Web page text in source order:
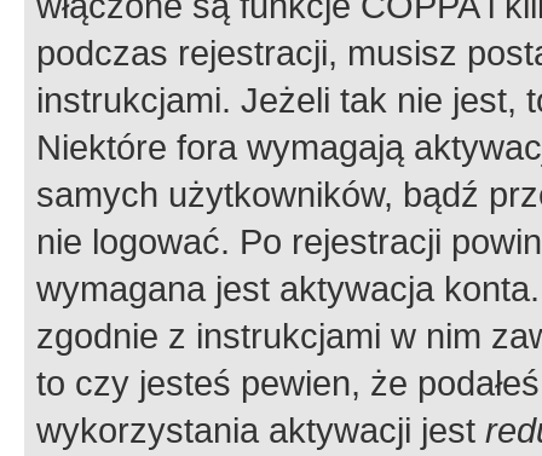
podczas rejestracji, musisz
instrukcjami. Jeżeli tak nie jest,
Niektóre fora wymagają
samych użytkowników, bądź
nie logować. Po rejestracji
wymagana jest aktywacja
zgodnie z instrukcjami w nim
to czy jesteś pewien, że
wykorzystania aktywacji jest